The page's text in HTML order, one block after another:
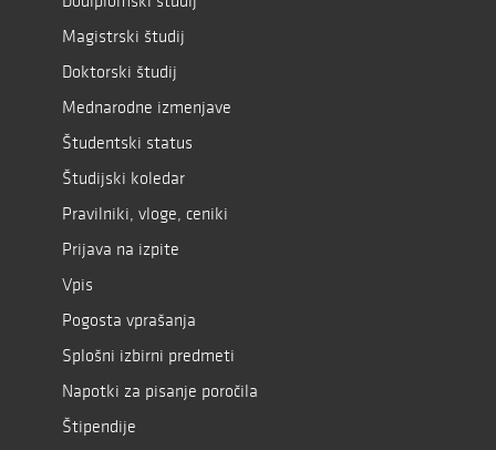
Magistrski študij
Doktorski študij
Mednarodne izmenjave
Študentski status
Študijski koledar
Pravilniki, vloge, ceniki
Prijava na izpite
Vpis
Pogosta vprašanja
Splošni izbirni predmeti
Napotki za pisanje poročila
Štipendije